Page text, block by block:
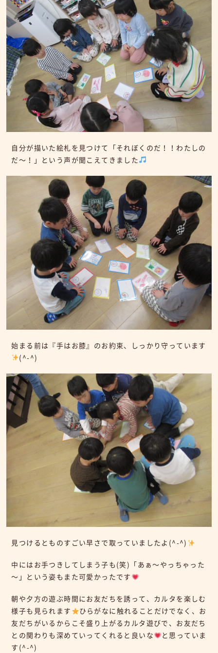
自分が描いた絵札を見つけて「それぼくのだ！！わたしの
だ～！」という声が聞こえてきました
始まる前は『手はお膝』のお約束、しっかり守っています
(^-^)
見つけるとものすごい早さで取っていましたよ(^-^)
中にはお手つきしてしまう子も(笑)「あぁ～やっちゃった
～」という姿もまた可愛かったです
朝や夕方の遊ぶ時間にお友だちを誘って、カルタを楽しむ
様子も見られます
ひらがなに触れることだけでなく、お
友だちがいるからこそ盛り上がるカルタ遊びで、お友だち
との関わりも深めていってくれると良いな
と思っていま
す(^-^)